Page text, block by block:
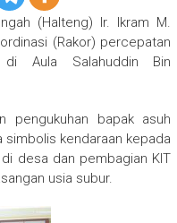
(Halteng) Ir. Ikram M.
(Rakor) percepatan
di Aula Salahuddin Bin
pengukuhan bapak asuh
kendaraan kepada
desa dan pembagian KIT
usia subur.